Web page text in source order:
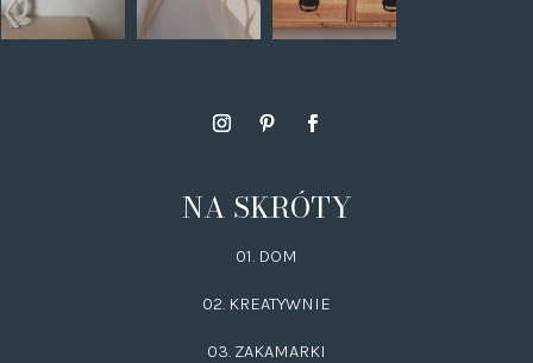
NA SKRÓTY
01. DOM
02. KREATYWNIE
03. ZAKAMARKI